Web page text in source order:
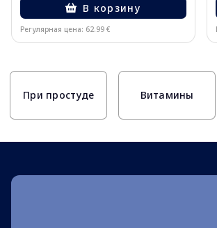
В корзину
Регулярная цена: 62.99 €
При простуде Витамины